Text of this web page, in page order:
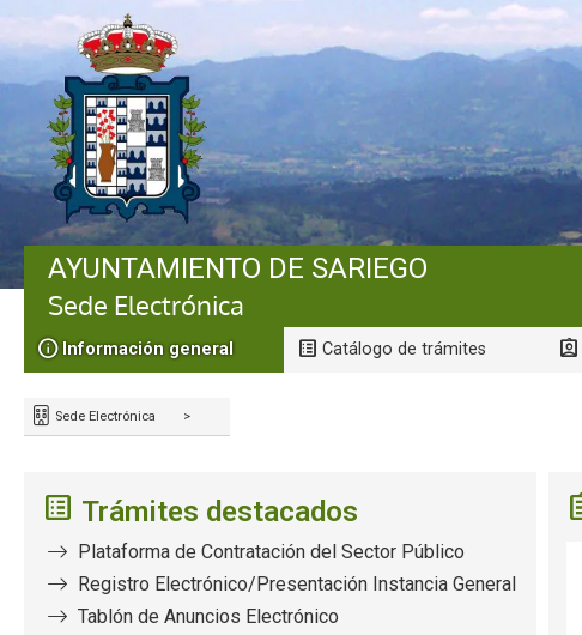
Sede Electrónica
AYUNTAMIENTO DE SARIEGO
Información general Catálogo de trámites
Sede Electrónica >
Trámites destacados
Plataforma de Contratación del Sector Público
Registro Electrónico/Presentación Instancia General
Tablón de Anuncios Electrónico